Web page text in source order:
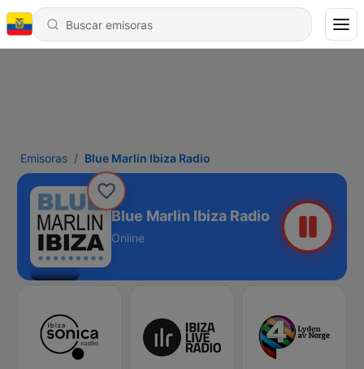
Emisoras Blue Marlin Ibiza Radio
Blue Marlin Ibiza Radio
Online